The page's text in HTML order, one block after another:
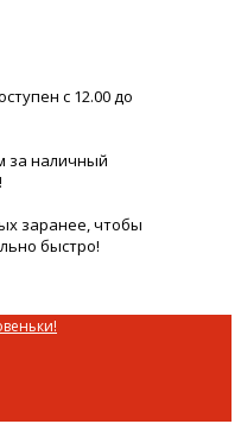
с 12.00 до
за наличный
заранее, чтобы
быстро!